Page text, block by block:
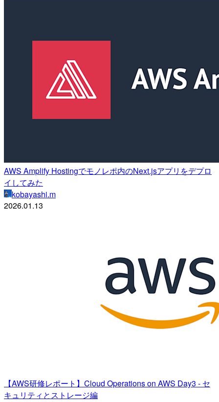
AWS Amplify Hostingでモノレポ内のNext.jsアプリをデプロ
イしてみた
kobayashi.m
2026.01.13
【AWS研修レポート】Cloud Operations on AWS Day3 - セ
キュリティとストレージ編